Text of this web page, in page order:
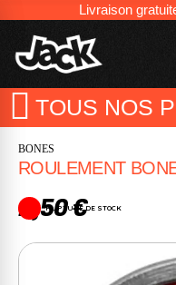
Livraison
TOUS NOS
BONES
ROULEMENT
2,50 €
RUPTURE DE STOCK